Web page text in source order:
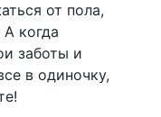
от пола,
когда
заботы и
в одиночку,